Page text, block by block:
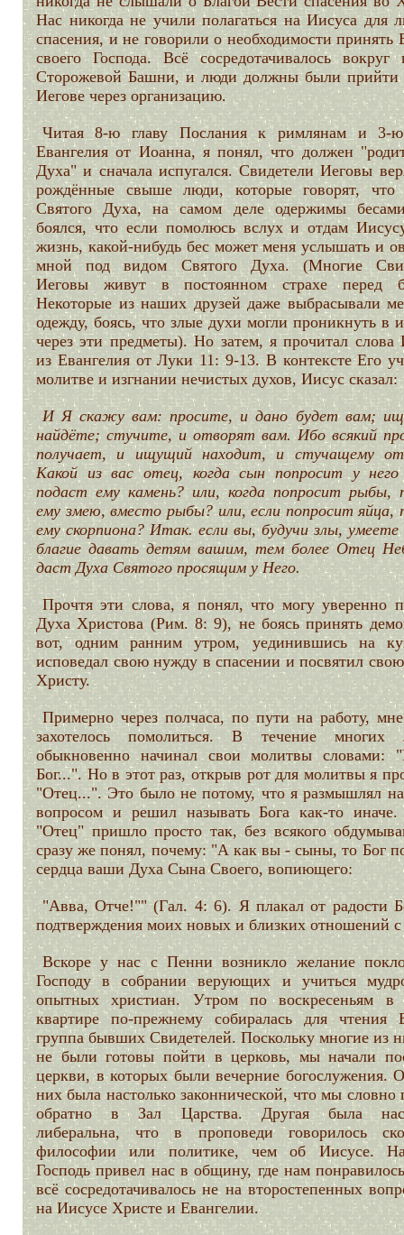
Нас никогда не учили полагаться на Иисуса для
спасения, и не говорили о необходимости принять
своего Господа. Всё сосредотачивалось вокруг
Сторожевой Башни, и люди должны были прийти
Иегове через организацию.
Читая 8-ю главу Послания к римлянам и 3-ю
Евангелия от Иоанна, я понял, что должен
Духа" и сначала испугался. Свидетели Иеговы
рождённые свыше люди, которые говорят, что
Святого Духа, на самом деле одержимы
боялся, что если помолюсь вслух и отдам
жизнь, какой-нибудь бес может меня услышать и
мной под видом Святого Духа. (Многие
Иеговы живут в постоянном страхе перед
Некоторые из наших друзей даже выбрасывали
одежду, боясь, что злые духи могли проникнуть в
через эти предметы). Но затем, я прочитал слова
из Евангелия от Луки 11: 9-13. В контексте Его
молитве и изгнании нечистых духов, Иисус сказал:
И Я скажу вам: просите, и дано будет вам;
найдёте; стучите, и отворят вам. Ибо всякий
получает, и ищущий находит, и стучащему
Какой из вас отец, когда сын попросит у него
подаст ему камень? или, когда попросит рыбы,
ему змею, вместо рыбы? или, если попросит яйца,
ему скорпиона? Итак. если вы, будучи злы, умеете
благие давать детям вашим, тем более Отец
даст Духа Святого просящим у Него.
Прочтя эти слова, я понял, что могу уверенно
Духа Христова (Рим. 8: 9), не боясь принять
вот, одним ранним утром, уединившись на
исповедал свою нужду в спасении и посвятил
Христу.
Примерно через полчаса, по пути на работу,
захотелось помолиться. В течение
обыкновенно начинал свои молитвы словами:
Бог...". Но в этот раз, открыв рот для молитвы я
"Отец...". Это было не потому, что я размышлял
вопросом и решил называть Бога как-то
"Отец" пришло просто так, без всякого
сразу же понял, почему: "А как вы - сыны, то Бог
сердца ваши Духа Сына Своего, вопиющего:
"Авва, Отче!"" (Гал. 4: 6). Я плакал от радости
подтверждения моих новых и близких отношений
Вскоре у нас с Пенни возникло желание
Господу в собрании верующих и учиться
опытных христиан. Утром по воскресеньям в
квартире по-прежнему собиралась для чтения
группа бывших Свидетелей. Поскольку многие из
не были готовы пойти в церковь, мы начали
церкви, в которых были вечерние богослужения.
них была настолько законнической, что мы словно
обратно в Зал Царства. Другая была
либеральна, что в проповеди говорилось
философии или политике, чем об Иисусе.
Господь привел нас в общину, где нам
всё сосредотачивалось не на второстепенных
на Иисусе Христе и Евангелии.